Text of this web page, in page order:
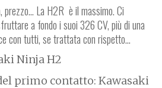
prezzo... La H2R è il massimo. Ci
a fondo i suoi 326 CV, più di una
con tutti, se trattata con rispetto...
Ninja H2
primo contatto: Kawasaki